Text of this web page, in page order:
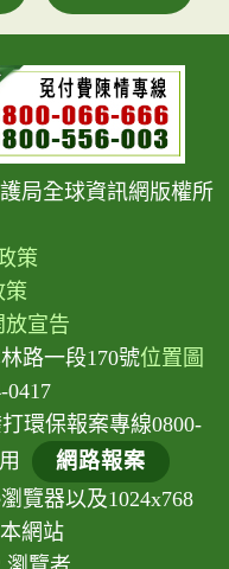
局全球資訊網版權所
策
策
宣告
路一段170號位置圖
0417
環保報案專線0800-
網路報案
覽器以及1024x768
網站